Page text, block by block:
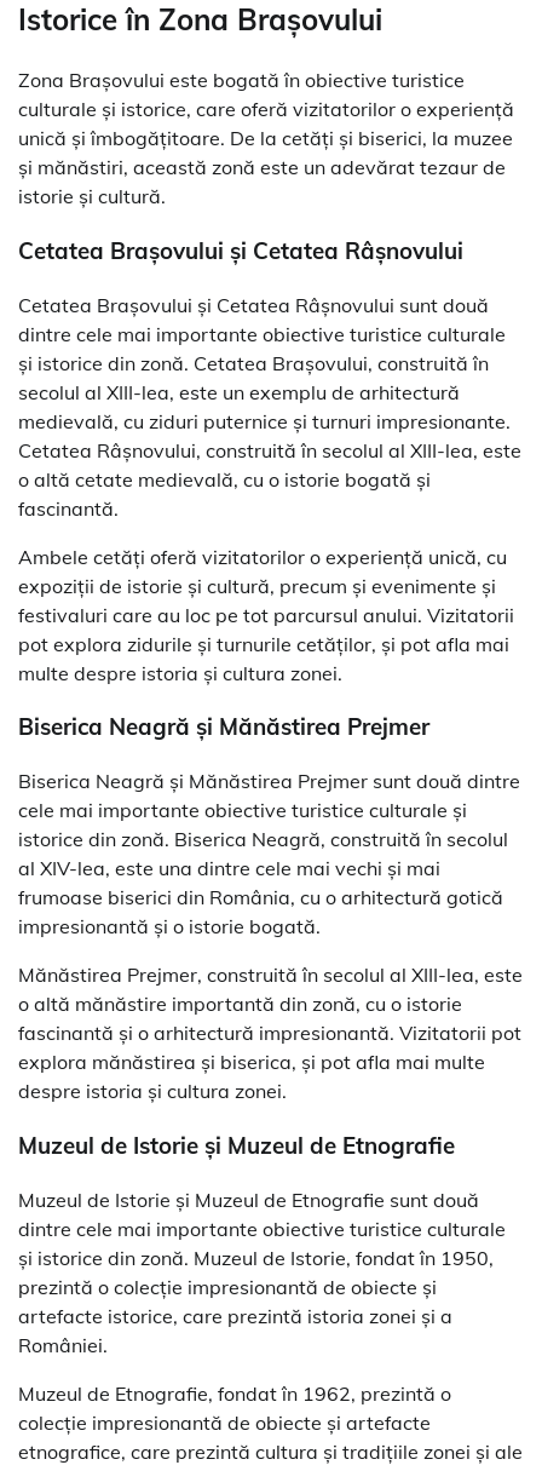
Istorice în Zona Brașovului
Zona Brașovului este bogată în obiective turistice
culturale și istorice, care oferă vizitatorilor o experiență
unică și îmbogățitoare. De la cetăți și biserici, la muzee
și mănăstiri, această zonă este un adevărat tezaur de
istorie și cultură.
Cetatea Brașovului și Cetatea Râșnovului
Cetatea Brașovului și Cetatea Râșnovului sunt două
dintre cele mai importante obiective turistice culturale
și istorice din zonă. Cetatea Brașovului, construită în
secolul al XIII-lea, este un exemplu de arhitectură
medievală, cu ziduri puternice și turnuri impresionante.
Cetatea Râșnovului, construită în secolul al XIII-lea, este
o altă cetate medievală, cu o istorie bogată și
fascinantă.
Ambele cetăți oferă vizitatorilor o experiență unică, cu
expoziții de istorie și cultură, precum și evenimente și
festivaluri care au loc pe tot parcursul anului. Vizitatorii
pot explora zidurile și turnurile cetăților, și pot afla mai
multe despre istoria și cultura zonei.
Biserica Neagră și Mănăstirea Prejmer
Biserica Neagră și Mănăstirea Prejmer sunt două dintre
cele mai importante obiective turistice culturale și
istorice din zonă. Biserica Neagră, construită în secolul
al XIV-lea, este una dintre cele mai vechi și mai
frumoase biserici din România, cu o arhitectură gotică
impresionantă și o istorie bogată.
Mănăstirea Prejmer, construită în secolul al XIII-lea, este
o altă mănăstire importantă din zonă, cu o istorie
fascinantă și o arhitectură impresionantă. Vizitatorii pot
explora mănăstirea și biserica, și pot afla mai multe
despre istoria și cultura zonei.
Muzeul de Istorie și Muzeul de Etnografie
Muzeul de Istorie și Muzeul de Etnografie sunt două
dintre cele mai importante obiective turistice culturale
și istorice din zonă. Muzeul de Istorie, fondat în 1950,
prezintă o colecție impresionantă de obiecte și
artefacte istorice, care prezintă istoria zonei și a
României.
Muzeul de Etnografie, fondat în 1962, prezintă o
colecție impresionantă de obiecte și artefacte
etnografice, care prezintă cultura și tradițiile zonei și ale